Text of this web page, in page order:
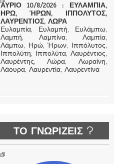
ΑΥΡΙΟ 10/8/2026 : ΕΥΛΑΜΠΙΑ,
ΗΡΩ, ΉΡΩΝ, ΙΠΠΟΛΥΤΟΣ,
ΛΑΥΡΕΝΤΙΟΣ, ΛΩΡΑ
Ευλαμπία, Ευλαμπή, Ευλάμπω,
Λαμπή, Λαμπίνα, Λαμπία,
Λάμπω, Ηρώ, Ήρων, Ιππόλυτος,
Ιππολύτη, Ιππολύτα, Λαυρέντιος,
Λαυρέντης, Λώρα, Λωραίνη,
Λάουρα, Λαυρεντία, Λαυρεντίνα
ΤΟ ΓΝΩΡΙΖΕΙΣ ?